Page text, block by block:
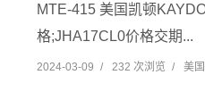
MTE-415 美国凯顿
格;JHA17CL0价格交期...
2024-03-09 / 232 次浏览 / 美